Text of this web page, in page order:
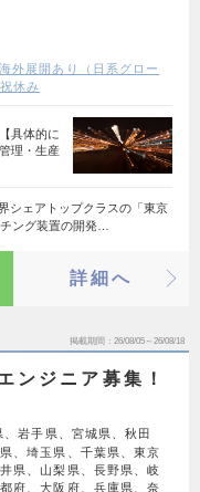
海外展開あり（日系グロー
休み
具体的に
理・生産
シェアトップクラスの「東京
ング装置の開発…
詳細へ
掲載期間 26/08/05～26/08/18
ンジニア募集！
岩手県、宮城県、秋田
、埼玉県、千葉県、東京
県、山梨県、長野県、岐
府、大阪府、兵庫県、奈